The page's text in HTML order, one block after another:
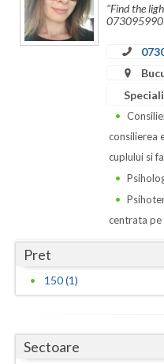
Cluj
Constanta
Harghita
Hunedoara
Iasi
"Find the
consilierea
cuplului si
centrata
Pret
150 (1)
Sectoare